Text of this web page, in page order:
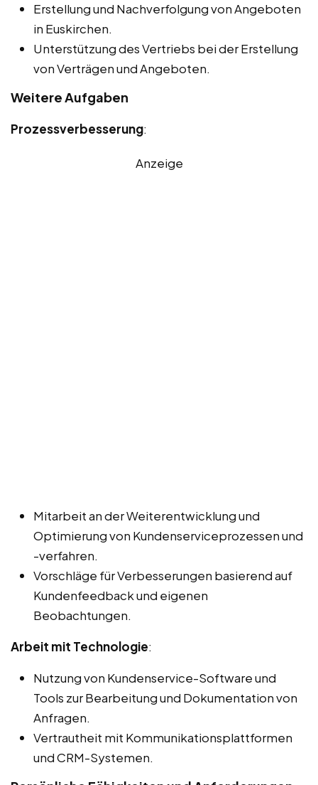
Erstellung und Nachverfolgung von Angeboten
in Euskirchen.
Unterstützung des Vertriebs bei der Erstellung
von Verträgen und Angeboten.
Weitere Aufgaben
Prozessverbesserung:
Anzeige
Mitarbeit an der Weiterentwicklung und
Optimierung von Kundenserviceprozessen und
-verfahren.
Vorschläge für Verbesserungen basierend auf
Kundenfeedback und eigenen
Beobachtungen.
Arbeit mit Technologie:
Nutzung von Kundenservice-Software und
Tools zur Bearbeitung und Dokumentation von
Anfragen.
Vertrautheit mit Kommunikationsplattformen
und CRM-Systemen.